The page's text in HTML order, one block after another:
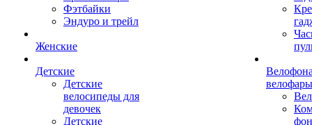
Фэтбайки
Эндуро и трейл
Женские
Детские
Детские
велосипеды для
девочек
Детские
велофары